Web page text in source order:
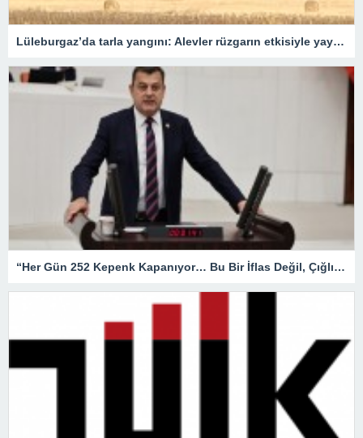
Lüleburgaz’da tarla yangını: Alevler rüzgarın etkisiyle yayıldı
“Her Gün 252 Kepenk Kapanıyor… Bu Bir İflas Değil, Çığlıktır!”